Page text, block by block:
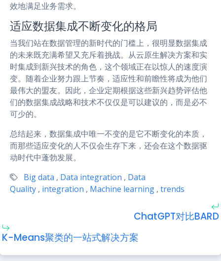
效地满足业务需求。
适应数据集成不断变化的格局
当我们站在数据管理的新时代的门槛上，很明显数据集成
的未来既充满希望又充斥着挑战。从云原生解决方案和实
时集成到新兴技术的角色，这个领域正在以惊人的速度演
变。随着企业努力跟上节奏，适应性和前瞻性将成为他们
最伟大的盟友。因此，企业定期根据这些新兴趋势评估他
们的数据集成战略和技术不仅仅是可以建议的，而是必不
可少的。
总结起来，数据集成中唯一不变的是它不断变化的本质，
而那些适应变化的人不仅会生存下来，还会在这个数据驱
动时代中蓬勃发展。
Big data , Data integration , Data
Quality , integration , Machine learning , trends
ChatGPT对比BARD
K-Means聚类的一站式解决方案